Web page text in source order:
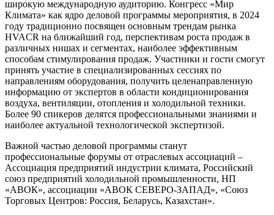
широкую международную аудиторию. Конгресс «Мир
Климата» как ядро деловой программы мероприятия, в 2024
году традиционно посвящен основным трендам рынка
HVACR на ближайший год, перспективам роста продаж в
различных нишах и сегментах, наиболее эффективным
способам стимулирования продаж. Участники и гости смогут
принять участие в специализированных сессиях по
направлениям оборудования, получить целенаправленную
информацию от экспертов в области кондиционирования
воздуха, вентиляции, отопления и холодильной техники.
Более 90 спикеров делятся профессиональными знаниями и
наиболее актуальной технологической экспертизой.
Важной частью деловой программы станут
профессиональные форумы от отраслевых ассоциаций –
Ассоциация предприятий индустрии климата, Российский
союз предприятий холодильной промышленности, НП
«АВОК», ассоциации «АВОК СЕВЕРО-ЗАПАД», «Союз
Торговых Центров: Россия, Беларусь, Казахстан».